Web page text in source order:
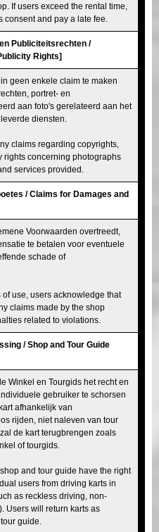
If users exceed the rental time,
consent and pay a late fee.
Publiciteitsrechten /
Rights]
geen enkele claim te maken
portret- en
aan foto's gerelateerd aan het
diensten.
claims regarding copyrights,
rights concerning photographs
services provided.
/ Claims for Damages and
Voorwaarden overtreedt,
te betalen voor eventuele
schade of
of use, users acknowledge that
claims made by the shop
related to violations.
/ Shop and Tour Guide
Winkel en Tourgids het recht en
gebruiker te schorsen
afhankelijk van
rijden, niet naleven van tour
de kart terugbrengen zoals
of tourgids.
and tour guide have the right
users from driving karts in
as reckless driving, non-
Users will return karts as
guide.